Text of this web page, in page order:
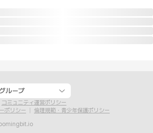
ループ
コミュニティ運営ポリシー
ポリシー
倫理規範・青少年保護ポリシー